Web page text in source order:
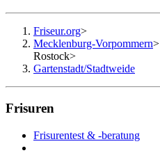
Friseur.org>
Mecklenburg-Vorpommern>
Rostock>
Gartenstadt/Stadtweide
Frisuren
Frisurentest & -beratung